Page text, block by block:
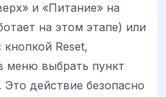
и «Питание» на
на этом этапе) или
Reset,
выбрать пункт
. Это действие безопасно